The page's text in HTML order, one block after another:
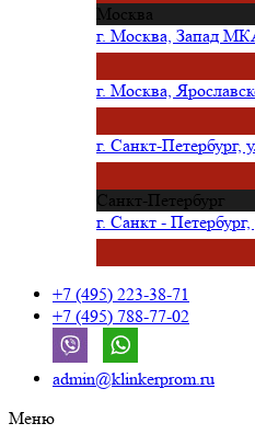
Москва
г. Москва, Запад
г. Москва,
г. Санкт-Петербург,
Санкт-Петербург
г. Санкт -
+7 (495) 223-38-71
+7 (495) 788-77-02
admin@klinkerprom.ru
Меню